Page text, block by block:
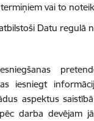
vai to
Datu regulā
iesniegt
aspektus
darba devējam